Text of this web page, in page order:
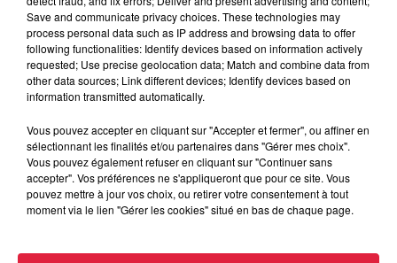
Save and communicate privacy choices. These technologies may
process personal data such as IP address and browsing data to offer
following functionalities: Identify devices based on information actively
requested; Use precise geolocation data; Match and combine data from
other data sources; Link different devices; Identify devices based on
information transmitted automatically.
Vous pouvez accepter en cliquant sur "Accepter et fermer", ou affiner en
sélectionnant les finalités et/ou partenaires dans "Gérer mes choix".
Vous pouvez également refuser en cliquant sur "Continuer sans
accepter". Vos préférences ne s'appliqueront que pour ce site. Vous
pouvez mettre à jour vos choix, ou retirer votre consentement à tout
moment via le lien "Gérer les cookies" situé en bas de chaque page.